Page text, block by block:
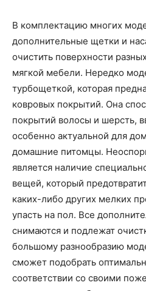
В комплектацию многих
дополнительные щетки и
очистить поверхности
мягкой мебели. Нередко
турбощеткой, которая
ковровых покрытий. Она
покрытий волосы и шерсть,
особенно актуальной для
домашние питомцы.
является наличие
вещей, который
каких-либо других мелких
упасть на пол. Все
снимаются и подлежат
большому разнообразию
сможет подобрать
соответствии со своими